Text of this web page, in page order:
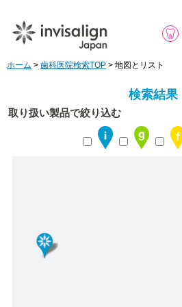
ホーム > 歯科医院検索TOP > 地図とリスト
検索結果
取り扱い製品で絞り込む